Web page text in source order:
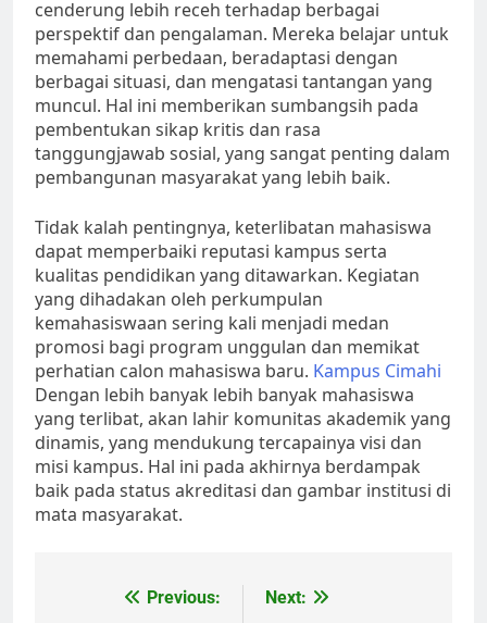
cenderung lebih receh terhadap berbagai
perspektif dan pengalaman. Mereka belajar untuk
memahami perbedaan, beradaptasi dengan
berbagai situasi, dan mengatasi tantangan yang
muncul. Hal ini memberikan sumbangsih pada
pembentukan sikap kritis dan rasa
tanggungjawab sosial, yang sangat penting dalam
pembangunan masyarakat yang lebih baik.
Tidak kalah pentingnya, keterlibatan mahasiswa
dapat memperbaiki reputasi kampus serta
kualitas pendidikan yang ditawarkan. Kegiatan
yang dihadakan oleh perkumpulan
kemahasiswaan sering kali menjadi medan
promosi bagi program unggulan dan memikat
perhatian calon mahasiswa baru. Kampus Cimahi
Dengan lebih banyak lebih banyak mahasiswa
yang terlibat, akan lahir komunitas akademik yang
dinamis, yang mendukung tercapainya visi dan
misi kampus. Hal ini pada akhirnya berdampak
baik pada status akreditasi dan gambar institusi di
mata masyarakat.
Previous:
Next: